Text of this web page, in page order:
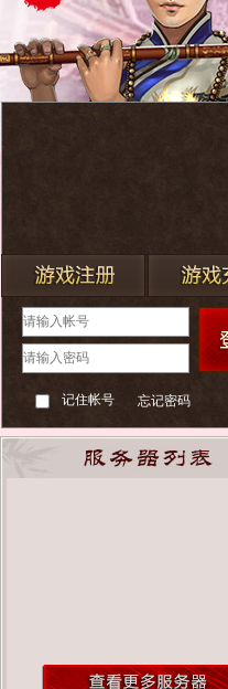
记住帐号 忘记密码